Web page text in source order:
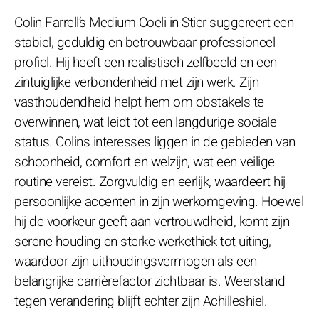
Colin Farrell’s Medium Coeli in Stier suggereert een
stabiel, geduldig en betrouwbaar professioneel
profiel. Hij heeft een realistisch zelfbeeld en een
zintuiglijke verbondenheid met zijn werk. Zijn
vasthoudendheid helpt hem om obstakels te
overwinnen, wat leidt tot een langdurige sociale
status. Colins interesses liggen in de gebieden van
schoonheid, comfort en welzijn, wat een veilige
routine vereist. Zorgvuldig en eerlijk, waardeert hij
persoonlijke accenten in zijn werkomgeving. Hoewel
hij de voorkeur geeft aan vertrouwdheid, komt zijn
serene houding en sterke werkethiek tot uiting,
waardoor zijn uithoudingsvermogen als een
belangrijke carrièrefactor zichtbaar is. Weerstand
tegen verandering blijft echter zijn Achilleshiel.